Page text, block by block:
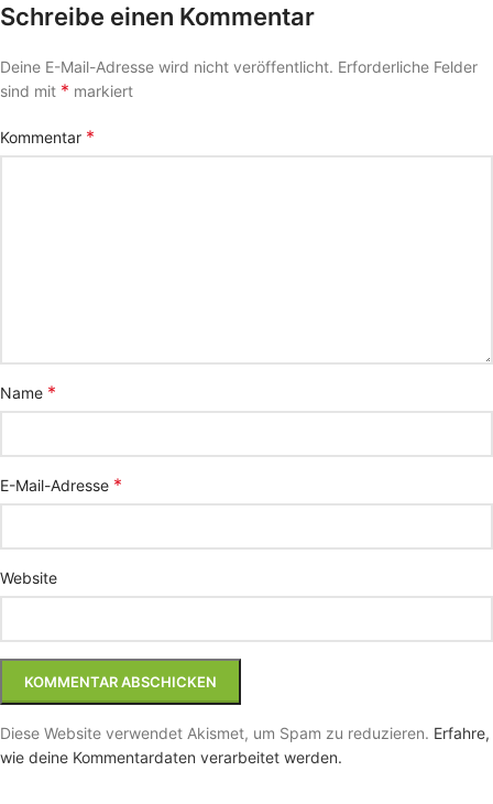
Schreibe einen Kommentar
Deine E-Mail-Adresse wird nicht veröffentlicht. Erforderliche Felder
sind mit * markiert
Kommentar *
Name *
E-Mail-Adresse *
Website
Diese Website verwendet Akismet, um Spam zu reduzieren. Erfahre,
wie deine Kommentardaten verarbeitet werden.